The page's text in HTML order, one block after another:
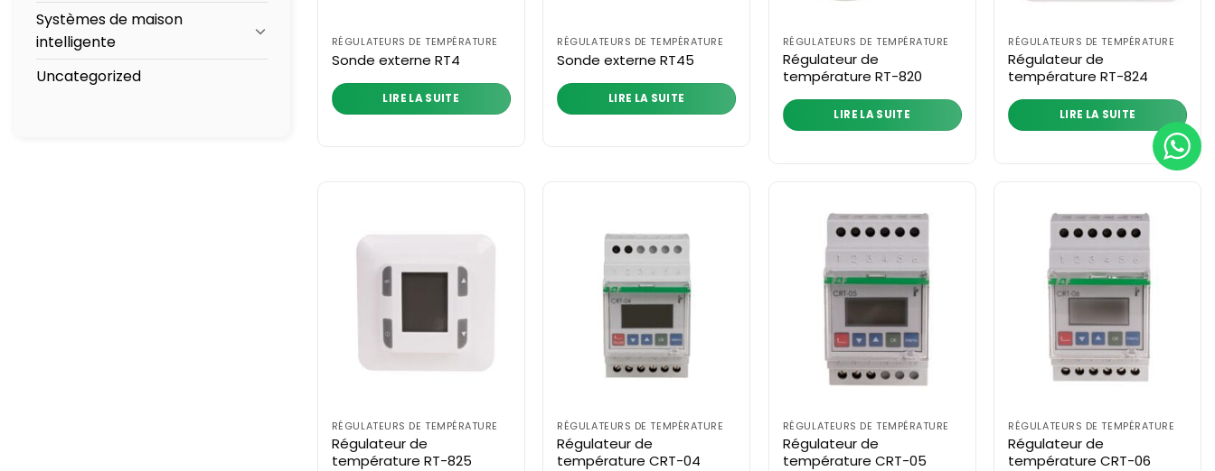
Systèmes de maison
intelligente
Uncategorized
RÉGULATEURS DE TEMPÉRATURE
Sonde externe RT4
LIRE LA SUITE
RÉGULATEURS DE TEMPÉRATURE
Sonde externe RT45
LIRE LA SUITE
RÉGULATEURS DE TEMPÉRATURE
Régulateur de
température RT-820
LIRE LA SUITE
RÉGULATEURS DE TEMPÉRATURE
Régulateur de
température RT-824
LIRE LA SUITE
RÉGULATEURS DE TEMPÉRATURE
Régulateur de
température RT-825
RÉGULATEURS DE TEMPÉRATURE
Régulateur de
température CRT-04
RÉGULATEURS DE TEMPÉRATURE
Régulateur de
température CRT-05
RÉGULATEURS DE TEMPÉRATURE
Régulateur de
température CRT-06